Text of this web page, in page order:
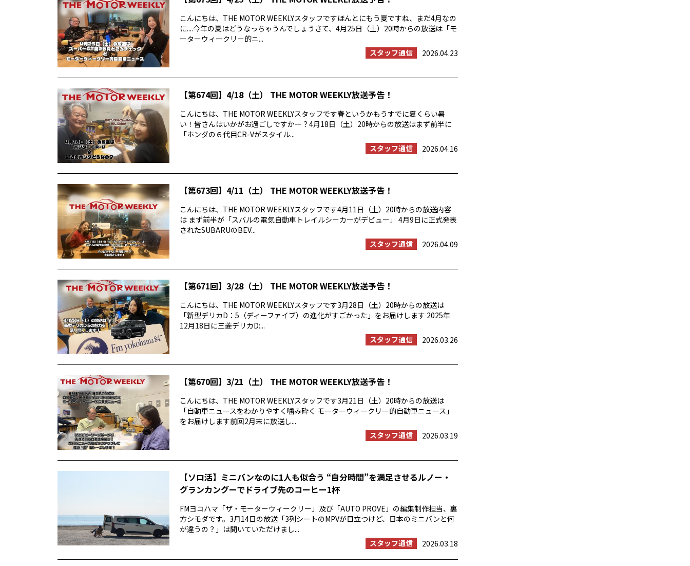
こんにちは、THE MOTOR WEEKLYスタッフですほんとにもう夏ですね、まだ4月なの
に....今年の夏はどうなっちゃうんでしょうさて、4月25日（土）20時からの放送は「モ
ーターウィークリー的ニ...
スタッフ通信
2026.04.23
【第674回】4/18（土） THE MOTOR WEEKLY放送予告！
こんにちは、THE MOTOR WEEKLYスタッフです春というかもうすでに夏くらい暑
い！皆さんはいかがお過ごしですかー？4月18日（土）20時からの放送はまず前半に
「ホンダの６代目CR-Vがスタイル...
スタッフ通信
2026.04.16
【第673回】4/11（土） THE MOTOR WEEKLY放送予告！
こんにちは、THE MOTOR WEEKLYスタッフです4月11日（土）20時からの放送内容
は まず前半が「スバルの電気自動車トレイルシーカーがデビュー」 4月9日に正式発表
されたSUBARUのBEV...
スタッフ通信
2026.04.09
【第671回】3/28（土） THE MOTOR WEEKLY放送予告！
こんにちは、THE MOTOR WEEKLYスタッフです3月28日（土）20時からの放送は
「新型デリカD：5（ディーファイブ）の進化がすごかった」をお届けします 2025年
12月18日に三菱デリカD:...
スタッフ通信
2026.03.26
【第670回】3/21（土） THE MOTOR WEEKLY放送予告！
こんにちは、THE MOTOR WEEKLYスタッフです3月21日（土）20時からの放送は
「自動車ニュースをわかりやすく噛み砕く モーターウィークリー的自動車ニュース」
をお届けします前回2月末に放送し...
スタッフ通信
2026.03.19
【ソロ活】ミニバンなのに1人も似合う “自分時間”を満足させるルノー・
グランカングーでドライブ先のコーヒー1杯
FMヨコハマ「ザ・モーターウィークリー」及び「AUTO PROVE」の編集制作担当、裏
方シモダです。3月14日の放送「3列シートのMPVが目立つけど、日本のミニバンと何
が違うの？」は聞いていただけまし...
スタッフ通信
2026.03.18